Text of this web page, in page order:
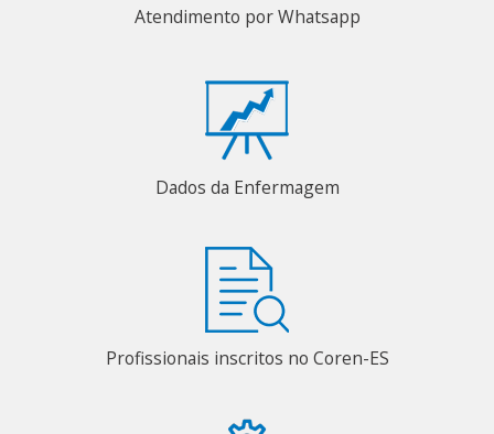
Atendimento por Whatsapp
Dados da Enfermagem
Profissionais inscritos no Coren-ES